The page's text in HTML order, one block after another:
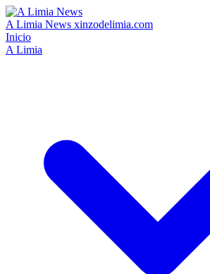
A Limia News xinzodelimia.com
Inicio
A Limia